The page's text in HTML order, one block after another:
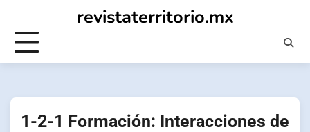
content
revistaterritorio.mx
1-2-1 Formación: Interacciones de